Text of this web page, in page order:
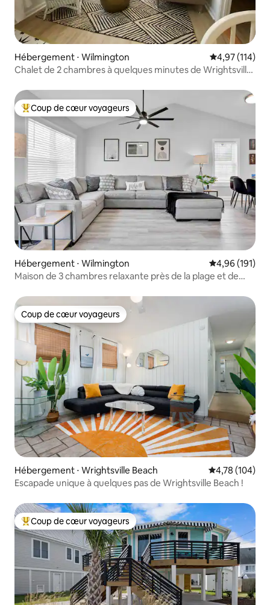
Hébergement ⋅ Wilmington Évaluation
4,97 (114)
Chalet de 2 chambres à quelques minutes de Wrightsville
Coups de cœur voyageurs les plus appréciés
Coup de cœur voyageurs
Hébergement ⋅ Wilmington Évaluation
4,96 (191)
Maison de 3 chambres relaxante près de la plage et de
Coup de cœur voyageurs
Coup de cœur voyageurs
Hébergement ⋅ Wrightsville Beach Évaluation
4,78 (104)
Escapade unique à quelques pas de Wrightsville Beach !
Coups de cœur voyageurs les plus appréciés
Coup de cœur voyageurs